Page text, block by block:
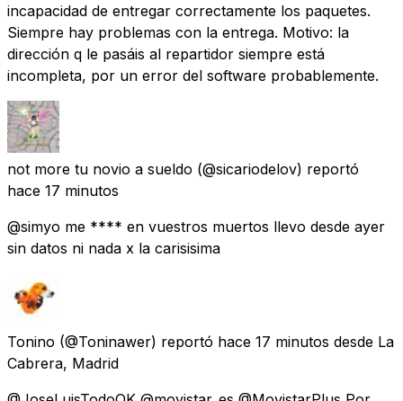
incapacidad de entregar correctamente los paquetes.
Siempre hay problemas con la entrega. Motivo: la
dirección q le pasáis al repartidor siempre está
incompleta, por un error del software probablemente.
not more tu novio a sueldo (@sicariodelov) reportó
hace 17 minutos
@simyo me **** en vuestros muertos llevo desde ayer
sin datos ni nada x la carisisima
Tonino (@Toninawer) reportó hace 17 minutos desde La
Cabrera, Madrid